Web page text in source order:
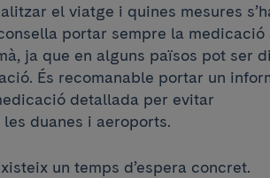
el viatge i quines mesures
portar sempre la medicació
ja que en alguns països pot ser
És recomanable portar un
detallada per evitar
duanes i aeroports.
un temps d’espera concret.